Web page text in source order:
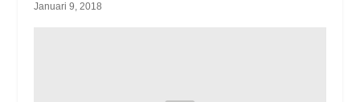
Januari 9, 2018